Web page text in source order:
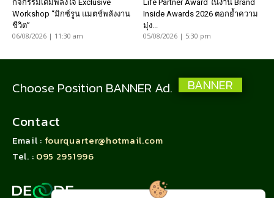
กิจกรรมเติมพลังใจ Exclusive
Workshop “มิกซ์รูน แมตช์พลังงาน
ชีวิต”
06/08/2026 | 11:30 am
Life Partner Award ในงาน Brand
Inside Awards 2026 ตอกย้ำความ
มุ่ง...
05/08/2026 | 5:30 pm
Choose Position BANNER Ad. BANNER
Contact
Email : fourquarter@hotmail.com
Tel. : 095 2951996